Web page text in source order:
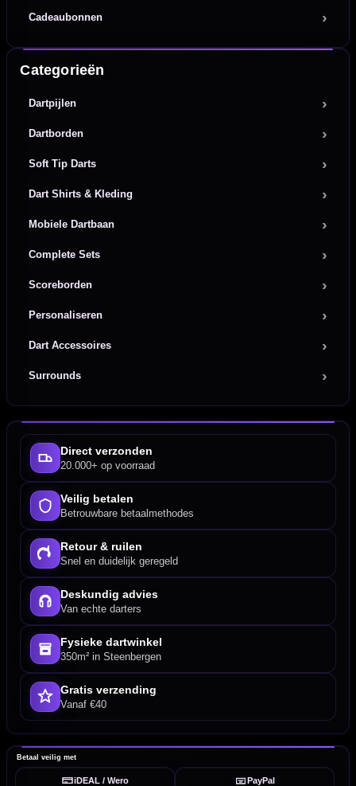
Cadeaubonnen
Categorieën
Dartpijlen
Dartborden
Soft Tip Darts
Dart Shirts & Kleding
Mobiele Dartbaan
Complete Sets
Scoreborden
Personaliseren
Dart Accessoires
Surrounds
Direct verzonden
20.000+ op voorraad
Veilig betalen
Betrouwbare betaalmethodes
Retour & ruilen
Snel en duidelijk geregeld
Deskundig advies
Van echte darters
Fysieke dartwinkel
350m² in Steenbergen
Gratis verzending
Vanaf €40
Betaal veilig met
iDEAL / Wero PayPal